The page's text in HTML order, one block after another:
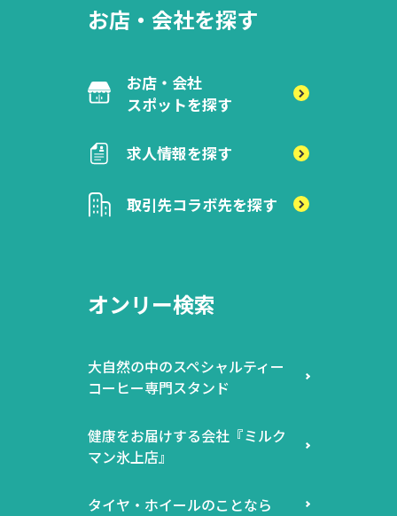
お店・会社を探す
お店・会社
スポットを探す
求人情報を探す
取引先コラボ先を探す
オンリー検索
大自然の中のスペシャルティー
コーヒー専門スタンド
健康をお届けする会社『ミルク
マン氷上店』
タイヤ・ホイールのことなら